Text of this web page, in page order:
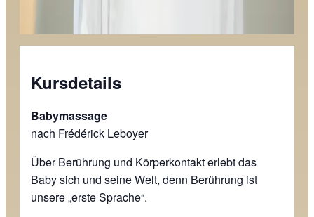
Kursdetails
Babymassage
nach Frédérick Leboyer
Über Berührung und Körperkontakt erlebt das
Baby sich und seine Welt, denn Berührung ist
unsere „erste Sprache“.